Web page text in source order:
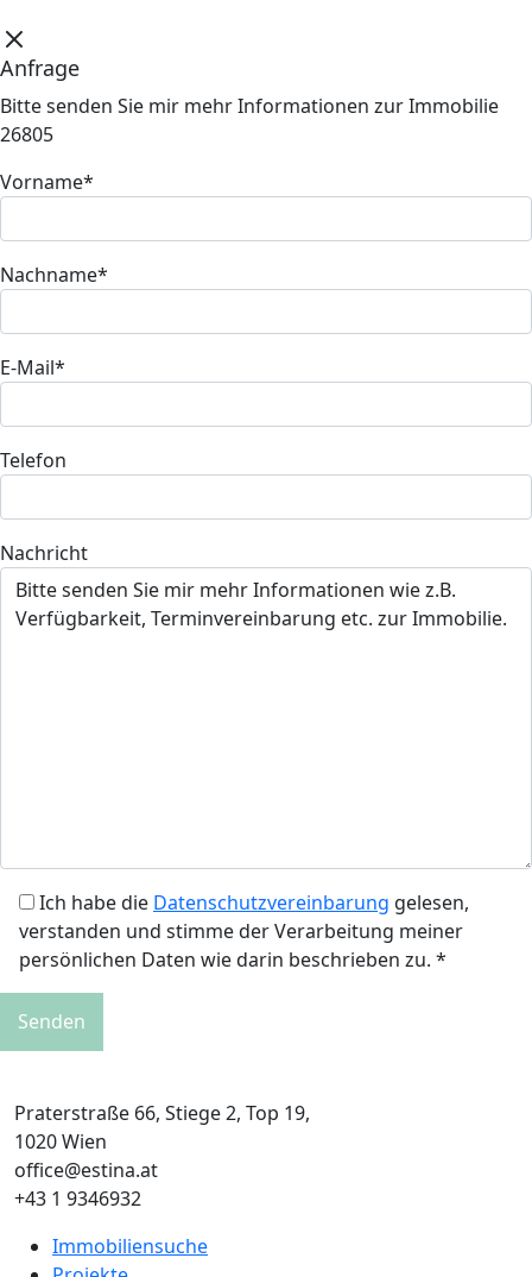
Anfrage
Bitte senden Sie mir mehr Informationen zur Immobilie
26805
Vorname*
Nachname*
E-Mail*
Telefon
Nachricht
Ich habe die Datenschutzvereinbarung gelesen,
verstanden und stimme der Verarbeitung meiner
persönlichen Daten wie darin beschrieben zu. *
Praterstraße 66, Stiege 2, Top 19,
1020 Wien
office@estina.at
+43 1 9346932
Immobiliensuche